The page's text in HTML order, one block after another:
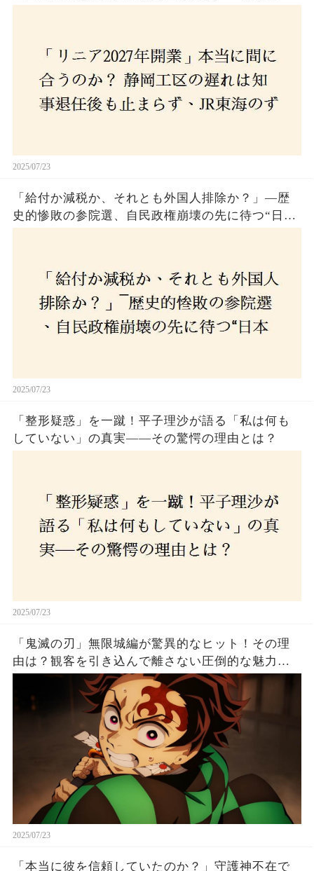
2025/07/23
「給付か減税か、それとも外国人排除か？」―歴
史的惨敗の参院選、自民政権崩壊の先に待つ“日本
2025/07/23
「整形疑惑」を一蹴！平子理沙が語る「私は何も
していない」の真実——その驚愕の理由とは？
2025/07/23
「鬼滅の刃」無限城編が驚異的なヒット！その理
由は？観客を引き込んで離さない圧倒的な魅力と
2025/07/23
「本当に彼を信頼していたのか？」守護神不在で